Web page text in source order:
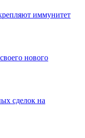
иммунитет
нового
сделок на